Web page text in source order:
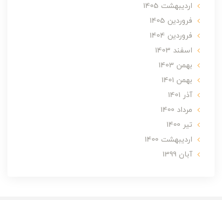
ارديبهشت 1405
فروردین 1405
فروردین 1404
اسفند 1403
بهمن 1403
بهمن 1401
آذر 1401
مرداد 1400
تير 1400
ارديبهشت 1400
آبان 1399